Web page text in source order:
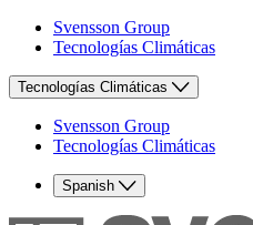
Svensson Group
Tecnologías Climáticas
Tecnologías Climáticas
Svensson Group
Tecnologías Climáticas
Spanish